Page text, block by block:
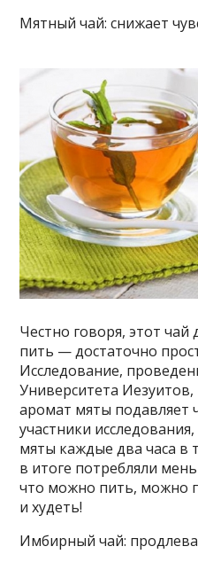
Мятный чай: снижает
Честно говоря, этот чай
пить — достаточно
Исследование,
Университета
аромат мяты подавляет
участники
мяты каждые два часа в
в итоге потребляли
что можно пить, можно
и худеть!
Имбирный чай: